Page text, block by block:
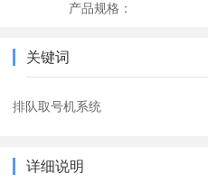
产品规格：
关键词
排队取号机系统
详细说明